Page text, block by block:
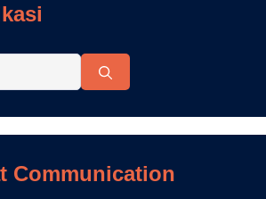
Communication